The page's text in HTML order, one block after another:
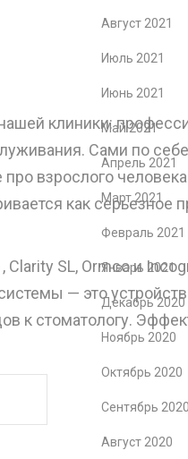
клиники:
Сами по
взрослого
как серьезное
SL, Ormco и
— это
к стоматологу.
Август 2021
Июль 2021
Июнь 2021
Май 2021
Апрель 2021
Март 2021
Февраль 2021
Январь 2021
Декабрь 2020
Ноябрь 2020
Октябрь 2020
Сентябрь 2020
Август 2020